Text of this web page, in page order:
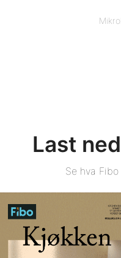
Last
Se hva